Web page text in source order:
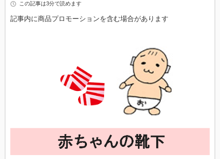
この記事は3分で読めます
記事内に商品プロモーションを含む場合があります